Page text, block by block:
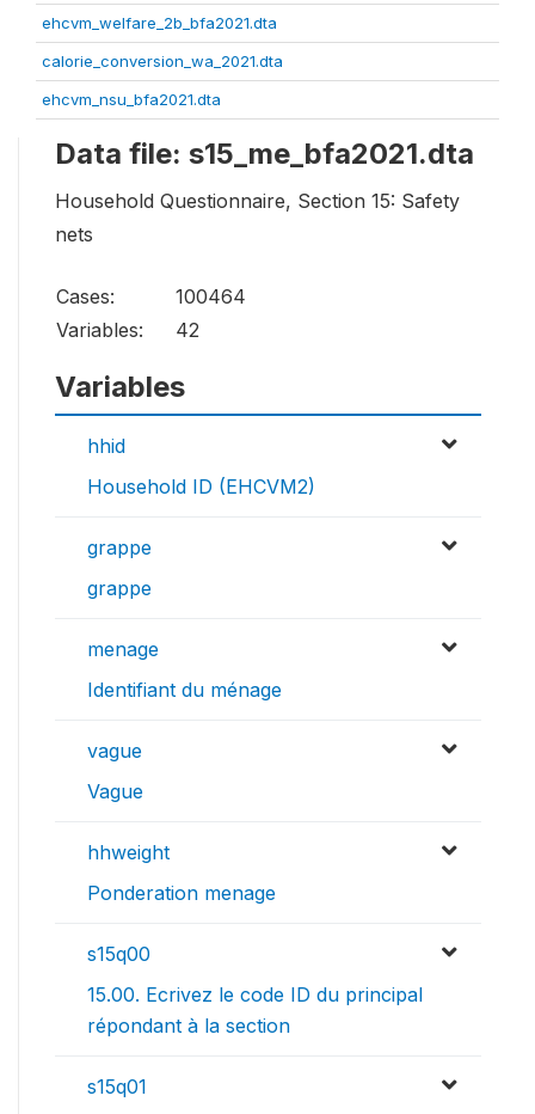
ehcvm_welfare_2b_bfa2021.dta
calorie_conversion_wa_2021.dta
ehcvm_nsu_bfa2021.dta
Data file: s15_me_bfa2021.dta
Household Questionnaire, Section 15: Safety
nets
Cases:
100464
Variables:
42
Variables
hhid
Household ID (EHCVM2)
grappe
grappe
menage
Identifiant du ménage
vague
Vague
hhweight
Ponderation menage
s15q00
15.00. Ecrivez le code ID du principal
répondant à la section
s15q01